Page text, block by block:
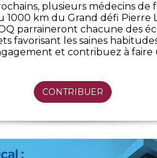
plusieurs médecins de
km du Grand défi Pierre
parraineront chacune des
favorisant les saines
et contribuez à faire
CONTRIBUER